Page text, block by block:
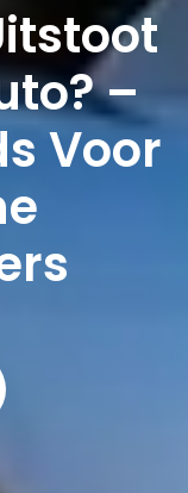
–
Voor